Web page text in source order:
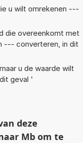
u wilt omrekenen ---
die overeenkomt met
--- converteren, in dit
u de waarde wilt
geval '
deze
Mb om te